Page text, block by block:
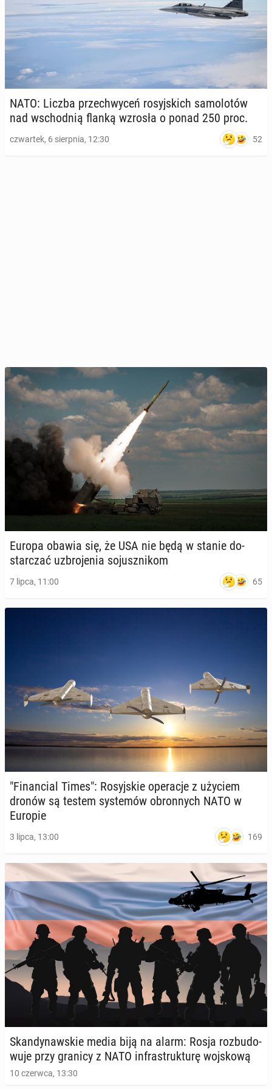
NATO: Liczba prze­chwy­ceń ro­syj­skich sa­mo­lo­tów
nad wschod­nią flanką wzrosła o ponad 250 proc.
czwartek, 6 sierpnia, 12:30 52
Europa obawia się, że USA nie będą w stanie do­
star­czać uzbro­je­nia so­jusz­ni­kom
7 lipca, 11:00 65
"Fi­nan­cial Times": Ro­syj­skie ope­ra­cje z użyciem
dronów są testem sys­te­mów obron­nych NATO w
Europie
3 lipca, 13:00 169
Skan­dy­naw­skie media biją na alarm: Rosja roz­bu­do­
wu­je przy granicy z NATO in­fra­struk­tu­rę woj­sko­wą
10 czerwca, 13:30